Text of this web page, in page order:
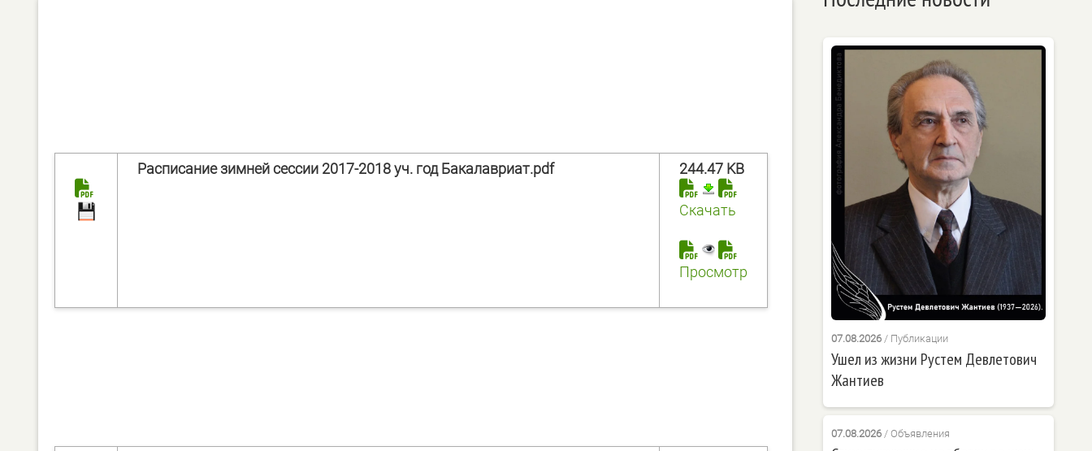
Расписание зимней сессии 2017-2018 уч. год Бакалавриат.pdf 244.47 KB
Скачать
Просмотр
07.08.2026/ Публикации
Ушел из жизни Рустем Девлетович
Жантиев
07.08.2026/ Объявления